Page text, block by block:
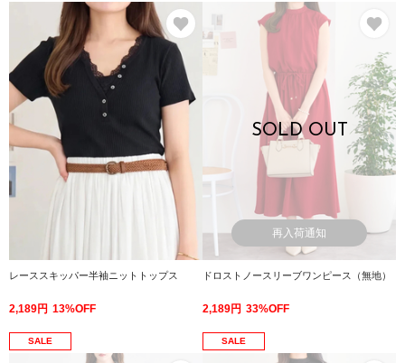
お気に入り
レーススキッパー半袖ニットトップス
2,189円 13%OFF
SOLD OUT
再入荷通知
ドロストノースリーブワンピース（無地）
2,189円 33%OFF
SALE SALE